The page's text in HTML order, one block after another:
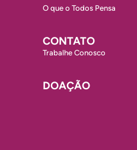
O que o Todos Pensa
CONTATO
Trabalhe Conosco
DOAÇÃO